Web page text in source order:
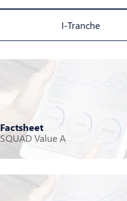
I-Tranche
Factsheet
SQUAD Value A